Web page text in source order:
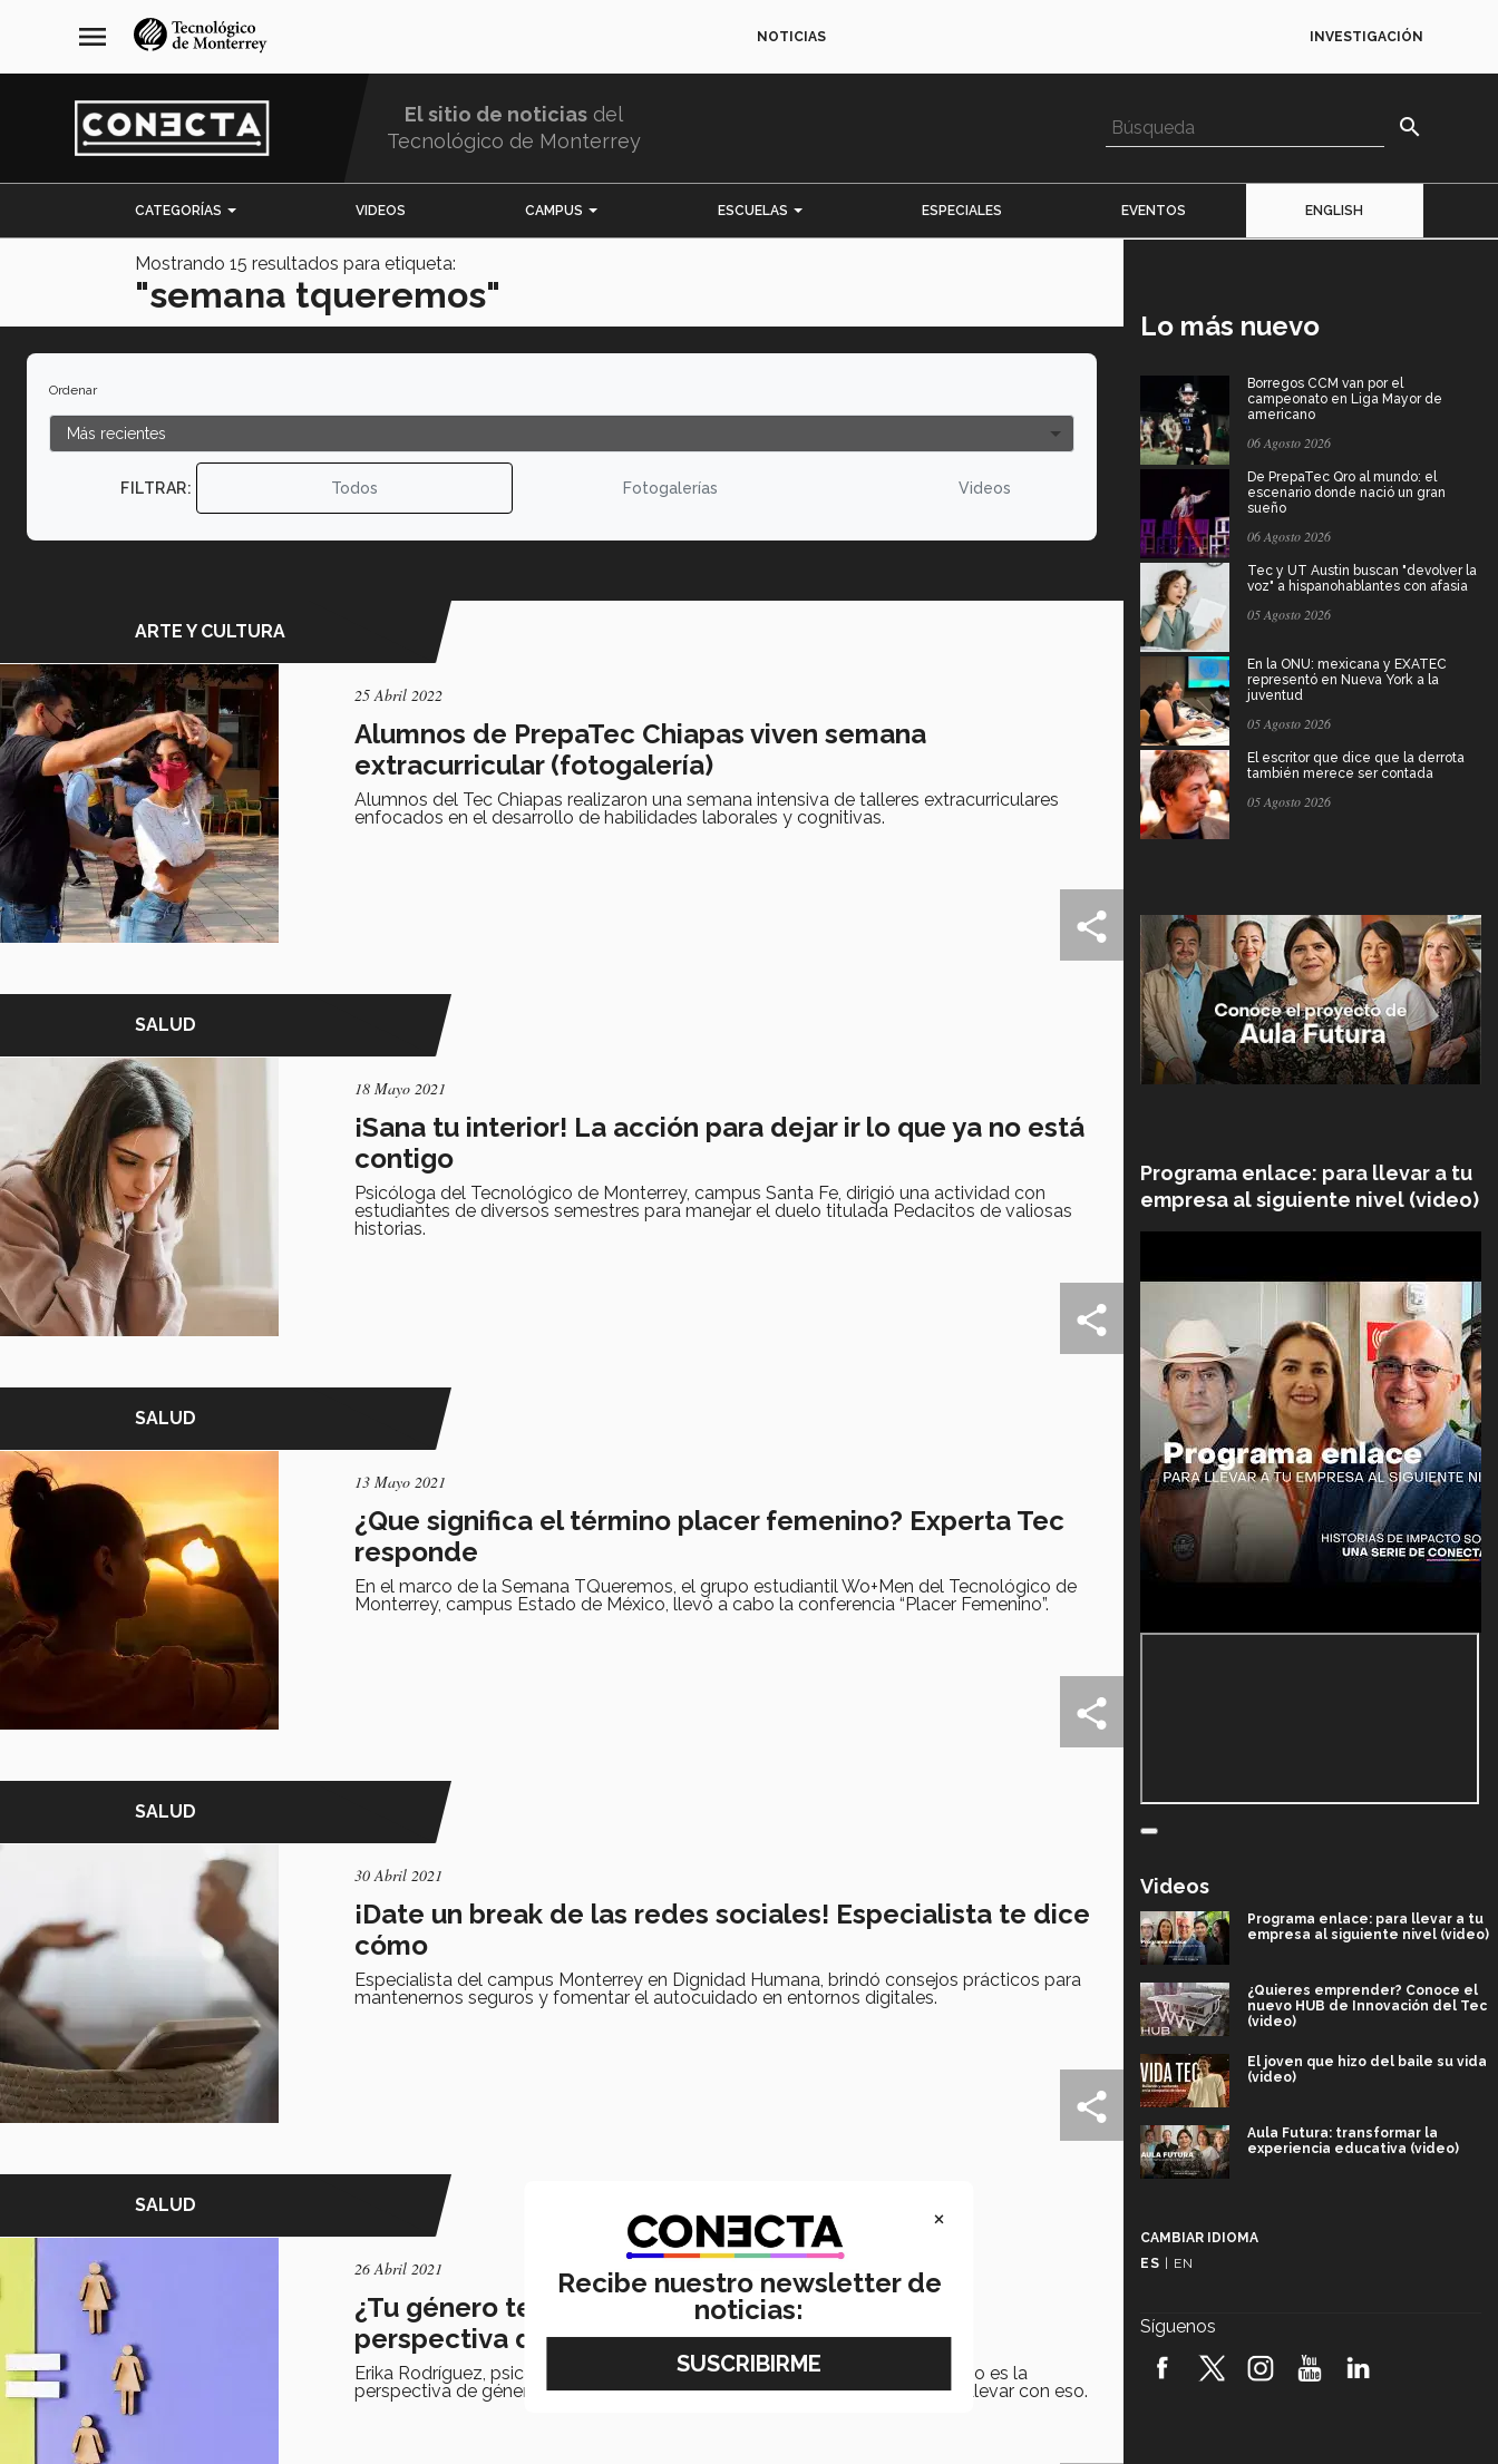
navegación
principal
menu NOTICIAS INVESTIGACIÓN
El sitio de noticias del
Tecnológico de Monterrey
search
CATEGORÍAS VIDEOS CAMPUS ESCUELAS ESPECIALES EVENTOS ENGLISH
Mostrando 15 resultados para etiqueta:
"semana tqueremos"
Ordenar
FILTRAR: Todos Fotogalerías Videos
ARTE Y CULTURA
25 Abril 2022
Alumnos de PrepaTec Chiapas viven semana
extracurricular (fotogalería)
Alumnos del Tec Chiapas realizaron una semana intensiva de talleres extracurriculares
enfocados en el desarrollo de habilidades laborales y cognitivas.
SALUD
18 Mayo 2021
¡Sana tu interior! La acción para dejar ir lo que ya no está
contigo
Psicóloga del Tecnológico de Monterrey, campus Santa Fe, dirigió una actividad con
estudiantes de diversos semestres para manejar el duelo titulada Pedacitos de valiosas
historias.
SALUD
13 Mayo 2021
¿Que significa el término placer femenino? Experta Tec
responde
En el marco de la Semana TQueremos, el grupo estudiantil Wo+Men del Tecnológico de
Monterrey, campus Estado de México, llevó a cabo la conferencia “Placer Femenino”.
SALUD
30 Abril 2021
¡Date un break de las redes sociales! Especialista te dice
cómo
Especialista del campus Monterrey en Dignidad Humana, brindó consejos prácticos para
mantenernos seguros y fomentar el autocuidado en entornos digitales.
SALUD
26 Abril 2021
¿Tu género te define como persona? Conoce la
perspectiva de género
Erika Rodríguez, psicóloga experta en temas de género, nos comparte cómo es la
perspectiva de género de las personas en la actualidad y cómo no dejarse llevar con eso.
Lo más nuevo
Borregos CCM van por el
campeonato en Liga Mayor de
americano
06 Agosto 2026
De PrepaTec Qro al mundo: el
escenario donde nació un gran
sueño
06 Agosto 2026
Tec y UT Austin buscan "devolver la
voz" a hispanohablantes con afasia
05 Agosto 2026
En la ONU: mexicana y EXATEC
representó en Nueva York a la
juventud
05 Agosto 2026
El escritor que dice que la derrota
también merece ser contada
05 Agosto 2026
Programa enlace: para llevar a tu
empresa al siguiente nivel (video)
Videos
Programa enlace: para llevar a tu
empresa al siguiente nivel (video)
¿Quieres emprender? Conoce el
nuevo HUB de Innovación del Tec
(video)
El joven que hizo del baile su vida
(video)
Aula Futura: transformar la
experiencia educativa (video)
robótica FIRST 2026! (video)
CAMBIAR IDIOMA
ES
EN
Síguenos
×
Recibe nuestro newsletter de
noticias: